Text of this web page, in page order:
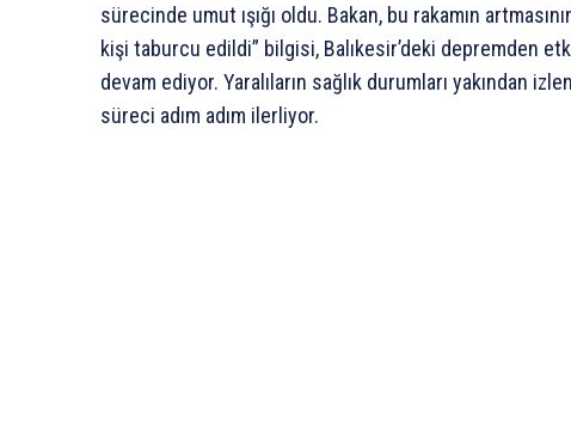
sürecinde umut ışığı oldu. Bakan, bu rakamın
kişi taburcu edildi” bilgisi, Balıkesir’deki depremden
devam ediyor. Yaralıların sağlık durumları yakından
süreci adım adım ilerliyor.